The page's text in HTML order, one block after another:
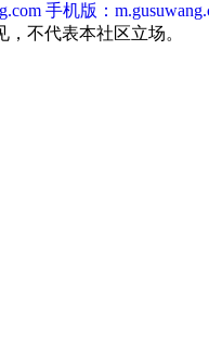
手机版：
不代表本社区立场。